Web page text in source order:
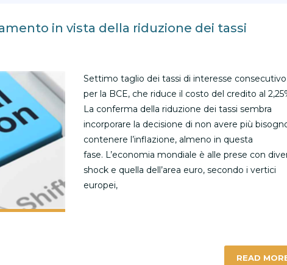
in vista della riduzione dei tassi
Settimo taglio dei tassi di interesse consecutivo
per la BCE, che riduce il costo del credito al
La conferma della riduzione dei tassi sembra
incorporare la decisione di non avere più
contenere l’inflazione, almeno in questa
fase. L’economia mondiale è alle prese con
shock e quella dell’area euro, secondo i vertici
europei,
READ